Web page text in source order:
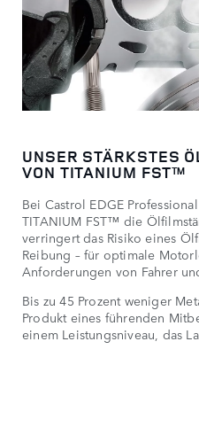
UNSER STÄRKSTES
VON TITANIUM FST™
Bei Castrol EDGE
TITANIUM FST™ die
verringert das Risiko eines
Reibung – für optimale
Anforderungen von Fahrer
Bis zu 45 Prozent weniger
Produkt eines führenden
einem Leistungsniveau, das